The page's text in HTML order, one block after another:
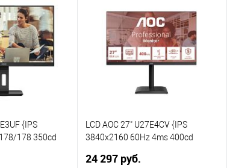
Сравнение
Купить в 1 клик
Сравнение
В избранное
{IPS
178 350cd
LCD AOC 27" U27E4CV {IPS
3840x2160 60Hz 4ms 400cd
4xUSB 3.2 USB-C(90W) RJ-45
24 297 руб.